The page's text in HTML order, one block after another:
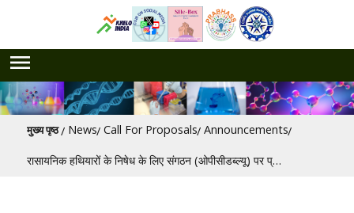
पग चिन्ह
मुख्य पृष्ठ News Call For Proposals Announcements
रासायनिक हथियारों के निषेध के लिए संगठन (ओपीसीडब्ल्यू) पर प्रस्तावों के लिए आमंत्रण [अंतिम तिथि: 15/09/2026]